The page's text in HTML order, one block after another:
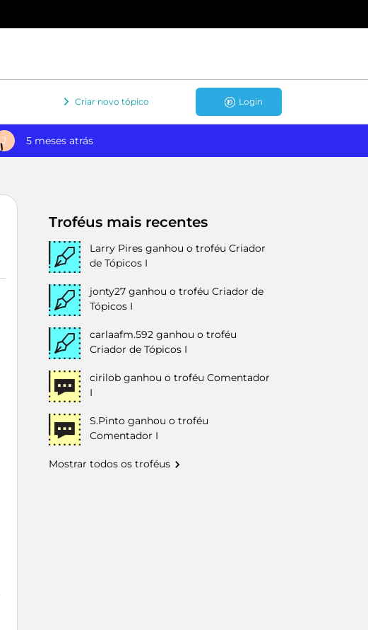
Criar novo tópico Login
J 5 meses atrás
Troféus mais recentes
Larry Pires ganhou o troféu Criador
de Tópicos I
jonty27 ganhou o troféu Criador de
Tópicos I
carlaafm.592 ganhou o troféu
Criador de Tópicos I
cirilob ganhou o troféu Comentador
I
S.Pinto ganhou o troféu
Comentador I
Mostrar todos os troféus